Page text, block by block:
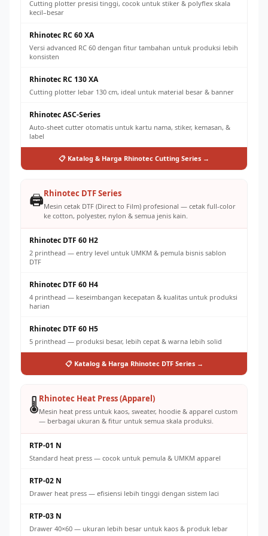
Cutting plotter presisi tinggi, cocok untuk stiker & polyflex skala
kecil–besar
Rhinotec RC 60 XA
Versi advanced RC 60 dengan fitur tambahan untuk produksi lebih
konsisten
Rhinotec RC 130 XA
Cutting plotter lebar 130 cm, ideal untuk material besar & banner
Rhinotec ASC-Series
Auto-sheet cutter otomatis untuk kartu nama, stiker, kemasan, &
label
📋 Katalog & Harga Rhinotec Cutting Series →
🖨️Rhinotec DTF Series
Mesin cetak DTF (Direct to Film) profesional — cetak full-color
ke cotton, polyester, nylon & semua jenis kain.
Rhinotec DTF 60 H2
2 printhead — entry level untuk UMKM & pemula bisnis sablon
DTF
Rhinotec DTF 60 H4
4 printhead — keseimbangan kecepatan & kualitas untuk produksi
harian
Rhinotec DTF 60 H5
5 printhead — produksi besar, lebih cepat & warna lebih solid
📋 Katalog & Harga Rhinotec DTF Series →
🌡️Rhinotec Heat Press (Apparel)
Mesin heat press untuk kaos, sweater, hoodie & apparel custom
— berbagai ukuran & fitur untuk semua skala produksi.
RTP-01 N
Standard heat press — cocok untuk pemula & UMKM apparel
RTP-02 N
Drawer heat press — efisiensi lebih tinggi dengan sistem laci
RTP-03 N
Drawer 40×60 — ukuran lebih besar untuk kaos & produk lebar